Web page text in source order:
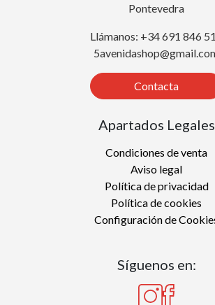
Pontevedra
Llámanos: +34 691 846
Contacta
Apartados Legales
Condiciones de venta
Aviso legal
Política de privacidad
Política de cookies
Configuración de
Síguenos en: